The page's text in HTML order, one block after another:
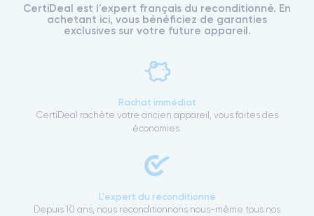
CertiDeal est l'expert français du reconditionné. En
achetant ici, vous bénéficiez de garanties
exclusives sur votre future appareil.
Rachat immédiat
CertiDeal rachète votre ancien appareil, vous faites des
économies.
L'expert du reconditionné
Depuis 10 ans, nous reconditionnons nous-même tous nos